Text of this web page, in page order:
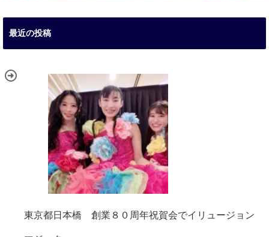
最近の投稿
東京都日本橋 創業８０周年祝賀会でイリュージョン